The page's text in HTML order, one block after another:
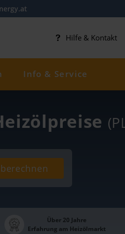
Hilfe & Kontakt
Info & Service
berechnen
Über 20 Jahre
Erfahrung am Heizölmarkt